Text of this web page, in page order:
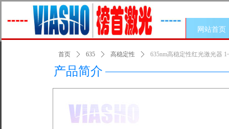
网站首页
产品简介
首页 ꄲ 635 ꄲ 高稳定性 ꄲ 635nm高稳定性红光激光器